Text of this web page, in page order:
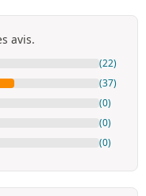
avis.
(22)
(37)
(0)
(0)
(0)